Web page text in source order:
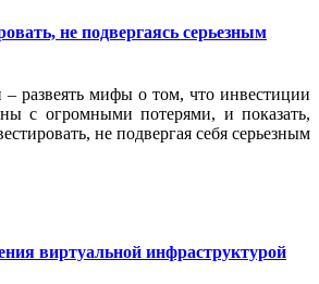
не подвергаясь серьезным
– развеять мифы о том, что инвестиции
с огромными потерями, и показать,
не подвергая себя серьезным
виртуальной инфраструктурой